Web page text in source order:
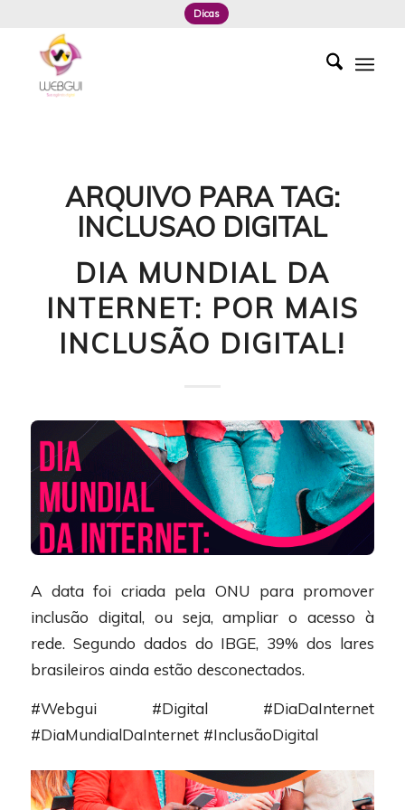
Dicas
ARQUIVO PARA TAG:
INCLUSAO DIGITAL
DIA MUNDIAL DA
INTERNET: POR MAIS
INCLUSÃO DIGITAL!
A data foi criada pela ONU para promover
inclusão digital, ou seja, ampliar o acesso à
rede. Segundo dados do IBGE, 39% dos lares
brasileiros ainda estão desconectados.
#Webgui #Digital #DiaDaInternet
#DiaMundialDaInternet #InclusãoDigital